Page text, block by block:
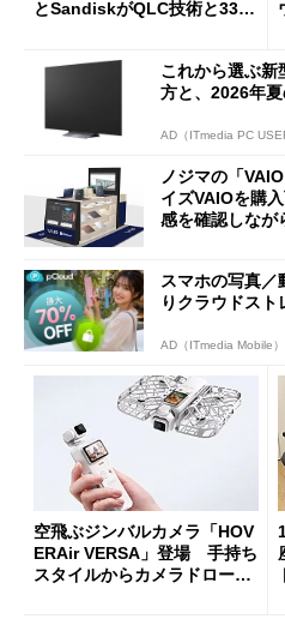
とSandiskがQLC技術と332
これから選ぶ新
方と、2026年
AD（ITmedia PC
ノジマの「
イズVAIOを購
感を確認しなが
スマホの写真／
りクラウドスト
AD（ITmedia Mobile）
空飛ぶジンバルカメラ「HOV
ERAir VERSA」登場 手持ち
スタイルからカメラドローン